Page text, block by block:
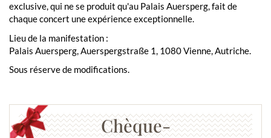
exclusive, qui ne se produit qu'au Palais Auersperg, fait de
chaque concert une expérience exceptionnelle.
Lieu de la manifestation :
Palais Auersperg, Auerspergstraße 1, 1080 Vienne, Autriche.
Sous réserve de modifications.
Chèque-